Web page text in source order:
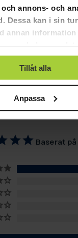
annons- och
Dessa kan i sin
annan information
Tillåt alla
Anpassa
allergiker
för att fästa
hygienprodukt.
kan
Baserat